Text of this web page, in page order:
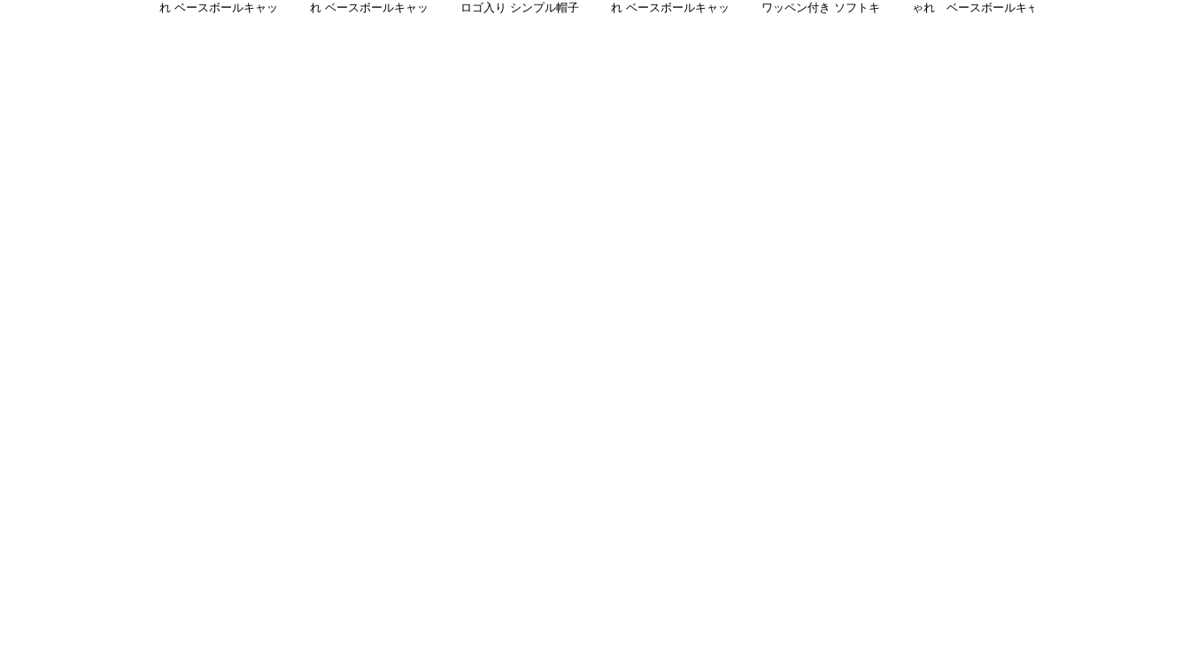
れ ベースボールキャッ
れ ベースボールキャッ
ロゴ入り シンプル帽子
れ ベースボールキャッ
ワッペン付き ソフトキ
ゃれ ベースボールキャ